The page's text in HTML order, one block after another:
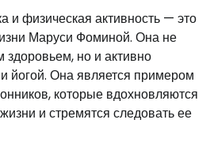
и физическая активность — это
Маруси Фоминой. Она не
здоровьем, но и активно
йогой. Она является примером
которые вдохновляются
и стремятся следовать ее